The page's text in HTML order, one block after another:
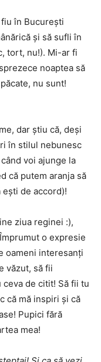
în București
și să sufli în
tort, nu!). Mi-ar fi
noaptea să
nu sunt!
dar știu că, deși
în stilul nebunesc
voi ajunge la
că putem aranja să
de accord)!
ziua reginei :),
o expresie
oameni interesanți
văzut, să fii
de citit! Să fii tu
că mă inspiri și că
Pupici fără
mea!